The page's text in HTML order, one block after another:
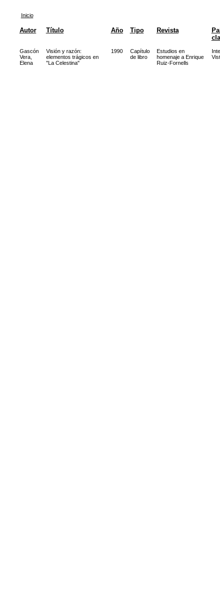
Inicio
Autor Título Año Tipo Revista
Gascón
Vera,
Elena
Visión y razón:
elementos trágicos en
"La Celestina"
1990
Capítulo
de libro
Estudios en
homenaje a Enrique
Ruiz-Fornells